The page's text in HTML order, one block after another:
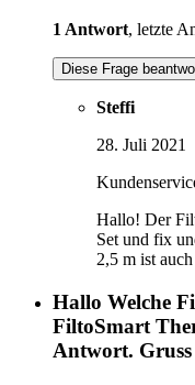
1 Antwort, letzte
Diese Frage
Steffi
28. Juli 2021
Hallo! Der
Set und fix
2,5 m ist
Hallo Welche
FiltoSmart
Antwort.